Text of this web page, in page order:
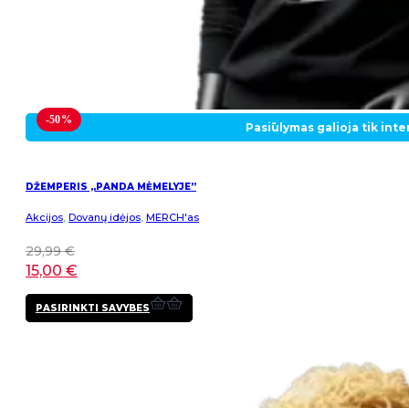
-50%
Pasiūlymas galioja tik
DŽEMPERIS „PANDA MĖMELYJE”
Akcijos, Dovanų idėjos, MERCH'as
29,99€
15,00 €
PASIRINKTI SAVYBES
This
product